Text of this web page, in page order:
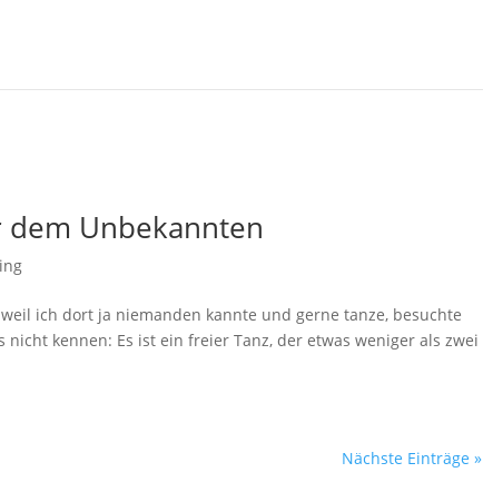
dem Unbekannten
ich dort ja niemanden kannte und gerne tanze, besuchte
kennen: Es ist ein freier Tanz, der etwas weniger als zwei
Nächste Einträge »